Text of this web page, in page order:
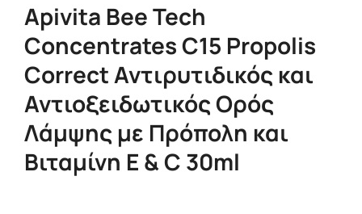
Apivita Bee Tech
Concentrates C15 Propolis
Correct Αντιρυτιδικός και
Αντιοξειδωτικός Ορός
Λάμψης με Πρόπολη και
Βιταμίνη E & C 30ml